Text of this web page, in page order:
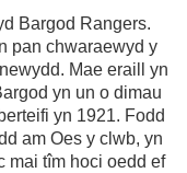
Bargod Rangers.
pan chwaraewyd y
Mae eraill yn
yn un o dimau
yn 1921. Fodd
am Oes y clwb, yn
mai tîm hoci oedd ef